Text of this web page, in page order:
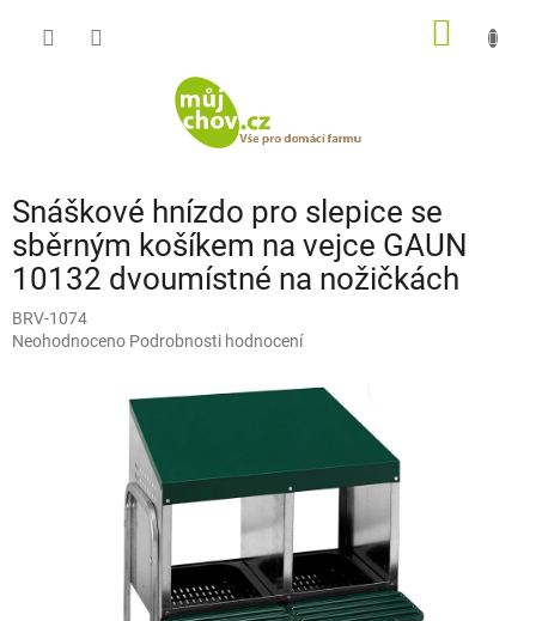
Snáškové hnízdo pro slepice se
sběrným košíkem na vejce GAUN
10132 dvoumístné na nožičkách
BRV-1074
Průměrné
Neohodnoceno Podrobnosti hodnocení